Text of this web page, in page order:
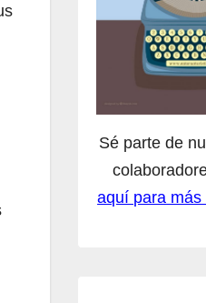
Sé parte de
aquí para más